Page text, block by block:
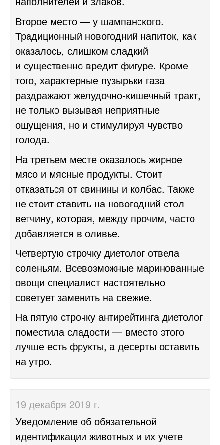
Второе место — у шампанского.
Традиционный новогодний напиток, как
оказалось, слишком сладкий
и существенно вредит фигуре. Кроме
того, характерные пузырьки газа
раздражают желудочно-кишечный тракт,
не только вызывая неприятные
ощущения, но и стимулируя чувство
голода.
На третьем месте оказалось жирное
мясо и мясные продукты. Стоит
отказаться от свинины и колбас. Также
не стоит ставить на новогодний стол
ветчину, которая, между прочим, часто
добавляется в оливье.
Четвертую строчку диетолог отвела
соленьям. Всевозможные маринованные
овощи специалист настоятельно
советует заменить на свежие.
На пятую строчку антирейтинга диетолог
поместила сладости — вместо этого
лучше есть фрукты, а десерты оставить
на утро.
19 декабря 2019 г.
Уведомление об обязательной
идентификации животных и их учете